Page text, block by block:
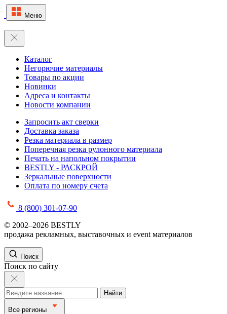
Меню
Каталог
Негорючие материалы
Товары по акции
Новинки
Адреса и контакты
Новости компании
Запросить акт сверки
Доставка заказа
Резка материала в размер
Поперечная резка рулонного материала
Печать на напольном покрытии
BESTLY - РАСКРОЙ
Зеркальные поверхности
Оплата по номеру счета
8 (800) 301-07-90
© 2002–2026 BESTLY
продажа рекламных, выставочных и event материалов
Поиск
Поиск по сайту
Найти
Все регионы